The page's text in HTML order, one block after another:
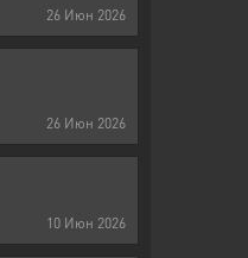
26 Июн 2026
26 Июн 2026
10 Июн 2026